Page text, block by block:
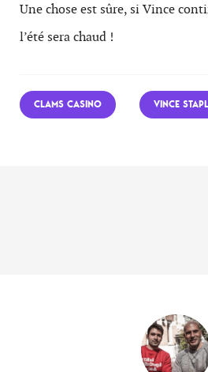
Une chose est sûre, si Vince
l’été sera chaud !
CLAMS CASINO VINCE